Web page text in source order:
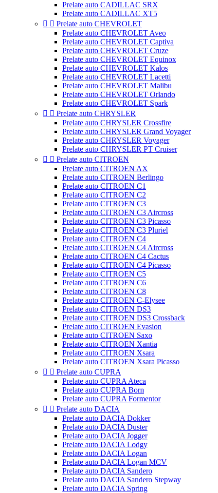
Prelate auto CADILLAC SRX
Prelate auto CADILLAC XT5
  Prelate auto CHEVROLET
Prelate auto CHEVROLET Aveo
Prelate auto CHEVROLET Captiva
Prelate auto CHEVROLET Cruze
Prelate auto CHEVROLET Equinox
Prelate auto CHEVROLET Kalos
Prelate auto CHEVROLET Lacetti
Prelate auto CHEVROLET Malibu
Prelate auto CHEVROLET Orlando
Prelate auto CHEVROLET Spark
  Prelate auto CHRYSLER
Prelate auto CHRYSLER Crossfire
Prelate auto CHRYSLER Grand Voyager
Prelate auto CHRYSLER Voyager
Prelate auto CHRYSLER PT Cruiser
  Prelate auto CITROEN
Prelate auto CITROEN AX
Prelate auto CITROEN Berlingo
Prelate auto CITROEN C1
Prelate auto CITROEN C2
Prelate auto CITROEN C3
Prelate auto CITROEN C3 Aircross
Prelate auto CITROEN C3 Picasso
Prelate auto CITROEN C3 Pluriel
Prelate auto CITROEN C4
Prelate auto CITROEN C4 Aircross
Prelate auto CITROEN C4 Cactus
Prelate auto CITROEN C4 Picasso
Prelate auto CITROEN C5
Prelate auto CITROEN C6
Prelate auto CITROEN C8
Prelate auto CITROEN C-Elysee
Prelate auto CITROEN DS3
Prelate auto CITROEN DS3 Crossback
Prelate auto CITROEN Evasion
Prelate auto CITROEN Saxo
Prelate auto CITROEN Xantia
Prelate auto CITROEN Xsara
Prelate auto CITROEN Xsara Picasso
  Prelate auto CUPRA
Prelate auto CUPRA Ateca
Prelate auto CUPRA Born
Prelate auto CUPRA Formentor
  Prelate auto DACIA
Prelate auto DACIA Dokker
Prelate auto DACIA Duster
Prelate auto DACIA Jogger
Prelate auto DACIA Lodgy
Prelate auto DACIA Logan
Prelate auto DACIA Logan MCV
Prelate auto DACIA Sandero
Prelate auto DACIA Sandero Stepway
Prelate auto DACIA Spring